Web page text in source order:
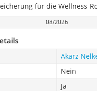
für die Wellness-
08/2026
Akarz
Nein
Ja